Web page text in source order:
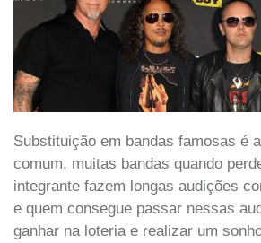
Substituição em bandas famosas é
comum, muitas bandas quando
integrante fazem longas audições
e quem consegue passar nessas
ganhar na loteria e realizar um